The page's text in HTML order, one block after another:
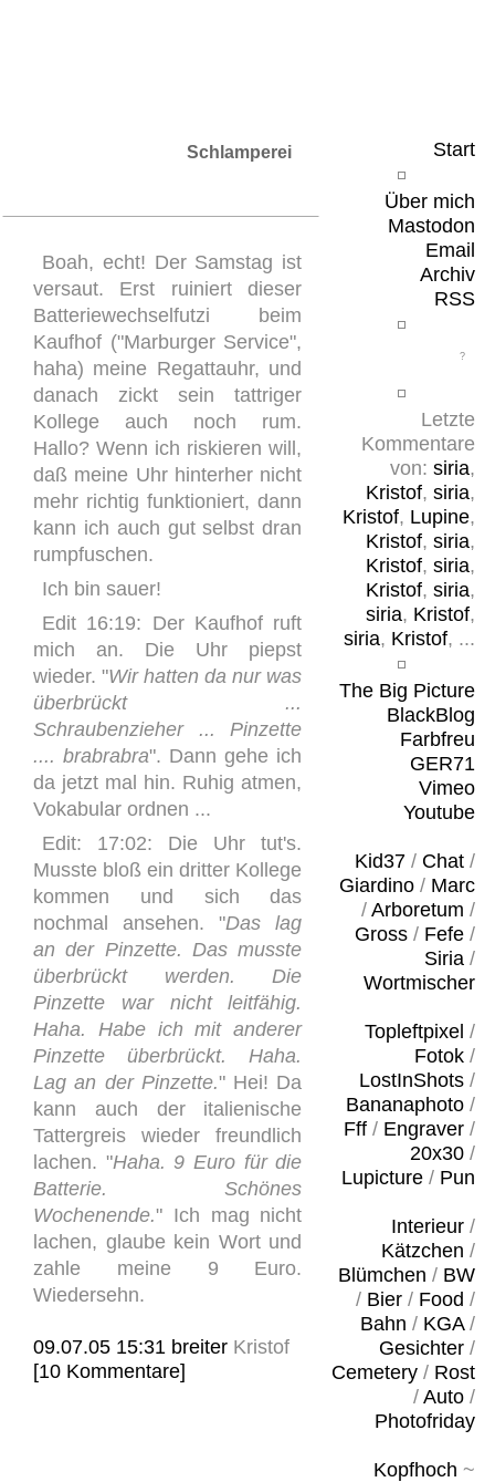
Start
Über mich
Mastodon
Email
Archiv
RSS
Letzte
Kommentare
von: siria,
Kristof, siria,
Kristof, Lupine,
Kristof, siria,
Kristof, siria,
Kristof, siria,
siria, Kristof,
siria, Kristof, ...
The Big Picture
BlackBlog
Farbfreu
GER71
Vimeo
Youtube
Kid37/ Chat/
Giardino/ Marc
/ Arboretum /
Gross/ Fefe/
Siria/
Wortmischer
Topleftpixel /
Fotok/
LostInShots/
Bananaphoto/
Fff/ Engraver/
20x30/
Lupicture/ Pun
Interieur/
Kätzchen /
Blümchen / BW
/ Bier/ Food /
Bahn / KGA/
Gesichter/
Cemetery/ Rost
/ Auto/
Photofriday
Kopfhoch ~
Schlamperei
Boah, echt! Der Samstag ist
versaut. Erst ruiniert dieser
Batteriewechselfutzi beim
Kaufhof ("Marburger Service",
haha) meine Regattauhr, und
danach zickt sein tattriger
Kollege auch noch rum.
Hallo? Wenn ich riskieren will,
daß meine Uhr hinterher nicht
mehr richtig funktioniert, dann
kann ich auch gut selbst dran
rumpfuschen.
Ich bin sauer!
Edit 16:19: Der Kaufhof ruft
mich an. Die Uhr piepst
wieder. "Wir hatten da nur was
überbrückt ...
Schraubenzieher ... Pinzette
.... brabrabra". Dann gehe ich
da jetzt mal hin. Ruhig atmen,
Vokabular ordnen ...
Edit: 17:02: Die Uhr tut's.
Musste bloß ein dritter Kollege
kommen und sich das
nochmal ansehen. "Das lag
an der Pinzette. Das musste
überbrückt werden. Die
Pinzette war nicht leitfähig.
Haha. Habe ich mit anderer
Pinzette überbrückt. Haha.
Lag an der Pinzette." Hei! Da
kann auch der italienische
Tattergreis wieder freundlich
lachen. "Haha. 9 Euro für die
Batterie. Schönes
Wochenende." Ich mag nicht
lachen, glaube kein Wort und
zahle meine 9 Euro.
Wiedersehn.
09.07.05 15:31 breiter Kristof
[10 Kommentare]